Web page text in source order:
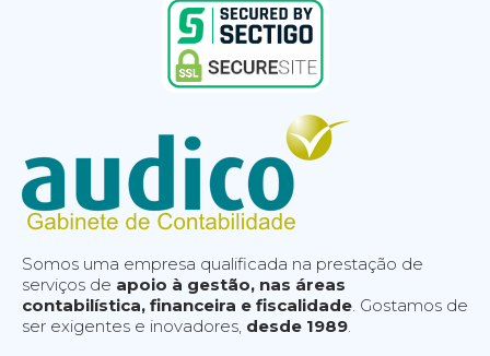
Somos uma empresa qualificada na prestação de
serviços de apoio à gestão, nas áreas
contabilística, financeira e fiscalidade. Gostamos de
ser exigentes e inovadores, desde 1989.